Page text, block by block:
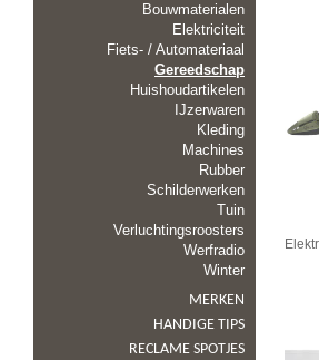
Bouwmaterialen
Elektriciteit
Fiets- / Automateriaal
Gereedschap
Huishoudartikelen
IJzerwaren
Kleding
Machines
Rubber
Schilderwerken
Tuin
Verluchtingsroosters
Werfradio
Winter
MERKEN
HANDIGE TIPS
RECLAME SPOTJES